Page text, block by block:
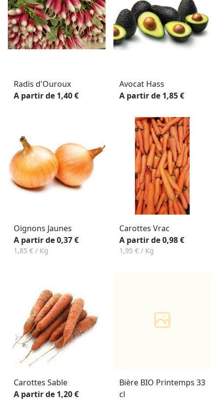
Radis d'Ouroux
A partir de 1,40 €
Avocat Hass
A partir de 1,85 €
Oignons Jaunes
A partir de 0,37 €
1,85 € / Kg
Carottes Vrac
A partir de 0,98 €
1,95 € / Kg
Carottes Sable
A partir de 1,20 €
Bière BIO Printemps 33
cl